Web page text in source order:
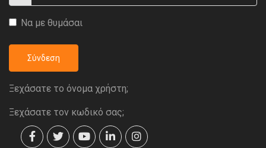
Να με θυμάσαι
Σύνδεση
Ξεχάσατε το όνομα χρήστη;
Ξεχάσατε τον κωδικό σας;